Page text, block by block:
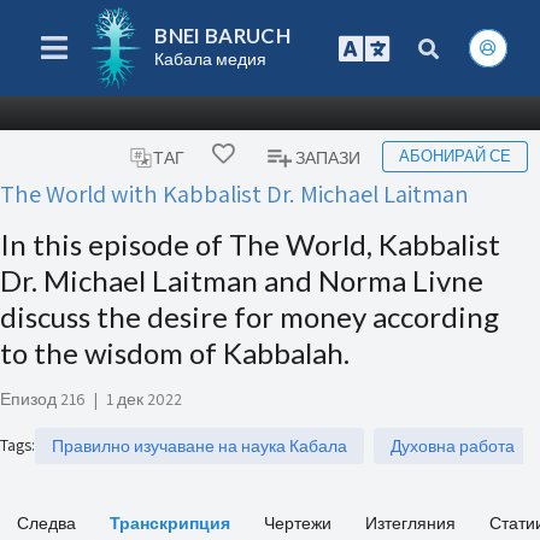
BNEI BARUCH
Кабала медия
ТАГ ЗАПАЗИ АБОНИРАЙ СЕ
The World with Kabbalist Dr. Michael Laitman
In this episode of The World, Kabbalist
Dr. Michael Laitman and Norma Livne
discuss the desire for money according
to the wisdom of Kabbalah.
Епизод 216 | 1 дек 2022
Tags: Правилно изучаване на наука Кабала Духовна работа
Следва Транскрипция Чертежи Изтегляния